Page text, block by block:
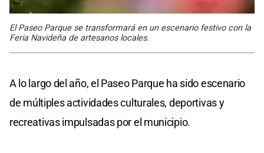
El Paseo Parque se transformará en un escenario festivo con la
Feria Navideña de artesanos locales.
A lo largo del año, el Paseo Parque ha sido escenario
de múltiples actividades culturales, deportivas y
recreativas impulsadas por el municipio.